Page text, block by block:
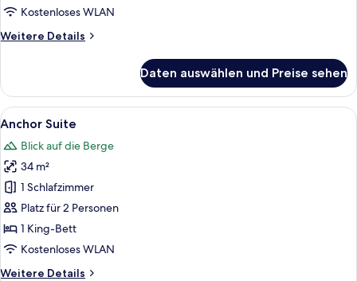
Kostenloses WLAN
Weitere Details
Weitere
Suite
Daten auswählen und Preise sehen
Alle
Fotos
für
Anchor
Suite
anzeigen
Ein modernes Schlafzimmer mit
9
Anchor Suite
Blick auf die Berge
34 m²
1 Schlafzimmer
Platz für 2 Personen
1 King-Bett
Kostenloses WLAN
Weitere Details
Weitere